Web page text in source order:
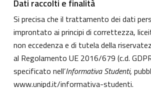
Dati raccolti e finalità
Si precisa che il trattamento dei dati
improntato ai principi di correttezza,
non eccedenza e di tutela della
al Regolamento UE 2016/679 (c.d.
specificato nell’Informativa Studenti,
www.unipd.it/informativa-studenti.